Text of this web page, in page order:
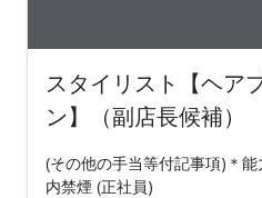
スタイリスト【ヘア
ン】（副店長候補）
(その他の手当等付記事項)＊
内禁煙 (正社員)